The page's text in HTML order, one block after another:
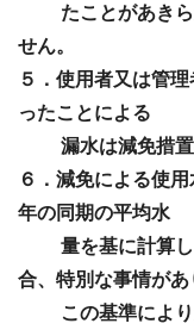
たことがあきら
せん。
５．使用者又は管
ったことによる
漏水は減免措置
６．減免による使
年の同期の平均水
量を基に計算し
合、特別な事情があ
この基準により